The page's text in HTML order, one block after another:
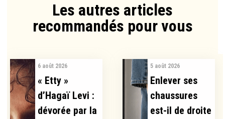
Les autres articles
recommandés pour vous​
6 août 2026
« Etty »
d’Hagaï Levi :
dévorée par la
5 août 2026
Enlever ses
chaussures
est-il de droite